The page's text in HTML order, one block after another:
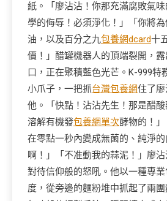
紙。「廖沾沾！你那充滿腐敗氣
學的侮辱！必須淨化！」「你將
油，以及百分之九包養網dcard十
價！」醋罐機器人的頂端裂開，
口，正在聚積藍色光芒。K-999特
小爪子，一把抓台灣包養網住了
他。「快點！沾沾先生！那是醋
溶解有機發包養網單次酵物的！
在零點一秒內變成無菌的、純淨
啊！」「不准動我的蒜泥！」廖
對待信仰般的怒吼。他以一種專
度，從旁邊的麵粉堆中抓起了兩